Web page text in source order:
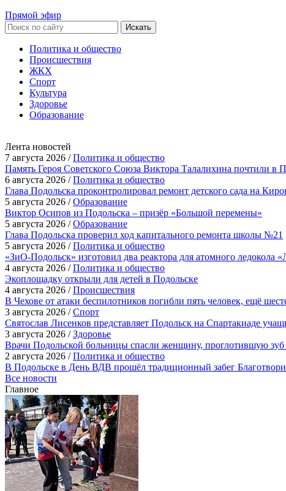
Прямой эфир
Искать
Политика и общество
Происшествия
ЖКХ
Спорт
Культура
Здоровье
Образование
Лента новостей
7 августа 2026 /Политика и общество
Память Героя Советского Союза Виктора Талалихина почтили в
6 августа 2026 /Политика и общество
Глава Подольска проконтролировал ремонт детского сада на
5 августа 2026 /Образование
Виктор Осипов из Подольска – призёр «Большой перемены»
5 августа 2026 /Образование
Глава Подольска проверил ход капитального ремонта школы №21
5 августа 2026 /Политика и общество
«ЗиО-Подольск» изготовил два реактора для атомного ледокола
4 августа 2026 /Политика и общество
Экоплощадку открыли для детей в Подольске
4 августа 2026 /Происшествия
В Чехове от атаки беспилотников погибли пять человек, ещё
3 августа 2026 /Спорт
Святослав Лисенков представляет Подольск на Спартакиаде
3 августа 2026 /Здоровье
Врачи Подольской больницы спасли женщину, проглотившую зуб
2 августа 2026 /Политика и общество
В Подольске в День ВДВ прошёл традиционный забег
Все новости
Главное